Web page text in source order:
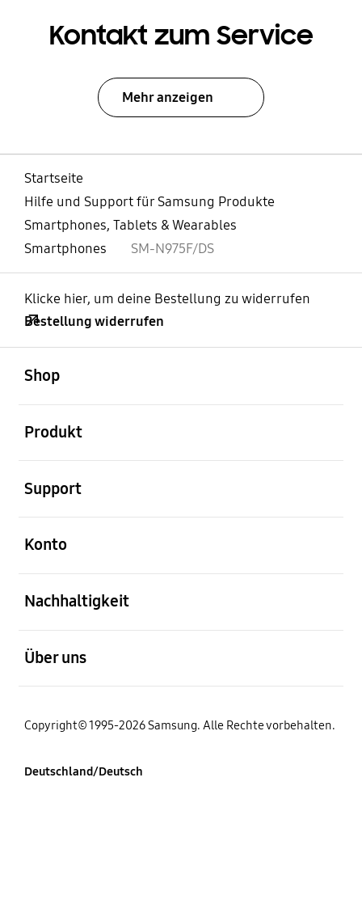
Kontakt zum Service
Mehr anzeigen
Startseite
Hilfe und Support für Samsung Produkte
Smartphones, Tablets & Wearables
Smartphones
SM-N975F/DS
Klicke hier, um deine Bestellung zu widerrufen
Bestellung widerrufen
Shop
Produkt
Support
Konto
Nachhaltigkeit
Über uns
Copyright© 1995-2026 Samsung. Alle Rechte vorbehalten.
Deutschland/Deutsch